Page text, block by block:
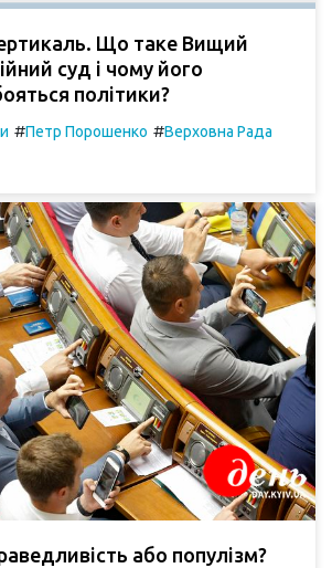
Що таке Вищий
суд і чому його
політики?
#Петр Порошенко #Верховна Рада
або популізм?